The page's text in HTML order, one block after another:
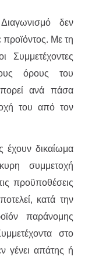
δεν
προϊόντος. Με τη
Συμμετέχοντες
όρους του
ανά πάσα
του από τον
έχουν δικαίωμα
συμμετοχή
προϋποθέσεις
κατά την
παράνομης
στο
γένει απάτης ή